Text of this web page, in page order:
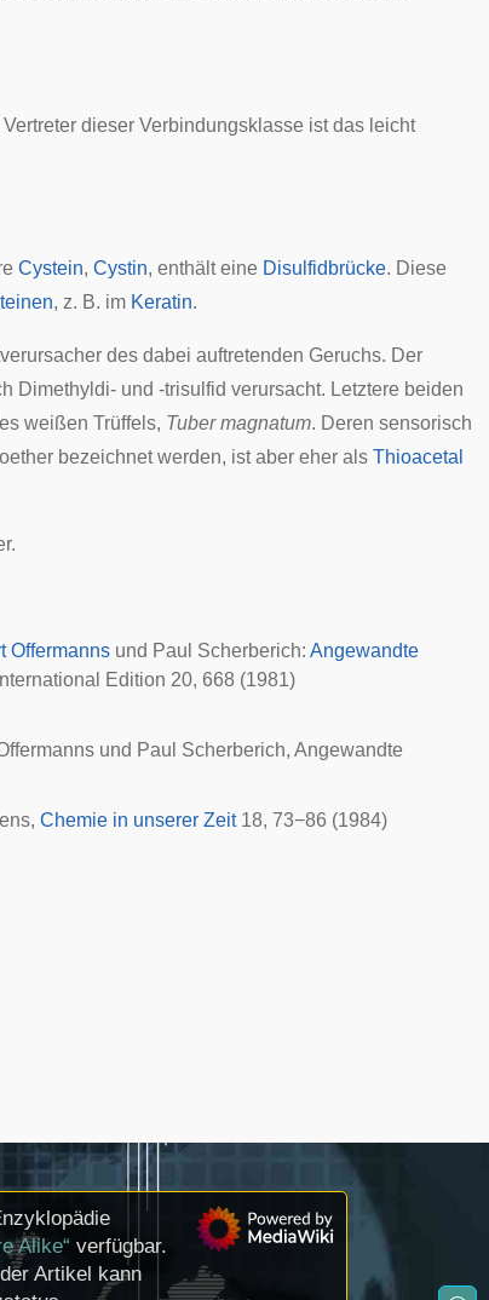
dieser Verbindungsklasse ist das leicht
Cystein, Cystin, enthält eine Disulfidbrücke. Diese
, z. B. im Keratin.
des dabei auftretenden Geruchs. Der
Dimethyldi- und -trisulfid verursacht. Letztere beiden
weißen Trüffels, Tuber magnatum. Deren sensorisch
bezeichnet werden, ist aber eher als Thioacetal
Offermanns und Paul Scherberich: Angewandte
Edition 20, 668 (1981)
und Paul Scherberich, Angewandte
Chemie in unserer Zeit18, 73−86 (1984)
Alike“ verfügbar.
Artikel kann